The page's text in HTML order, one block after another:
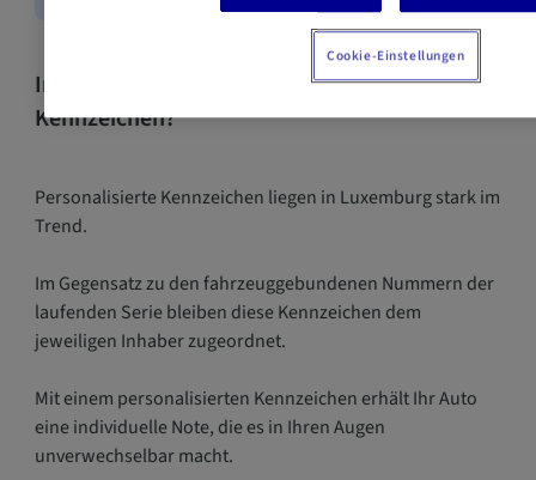
Interesse an einem personalisierten
Kennzeichen?
Personalisierte Kennzeichen liegen in Luxemburg stark im
Trend.
Im Gegensatz zu den fahrzeuggebundenen Nummern der
laufenden Serie bleiben diese Kennzeichen dem
jeweiligen Inhaber zugeordnet.
Mit einem personalisierten Kennzeichen erhält Ihr Auto
eine individuelle Note, die es in Ihren Augen
unverwechselbar macht.
Cookie-Einstellungen